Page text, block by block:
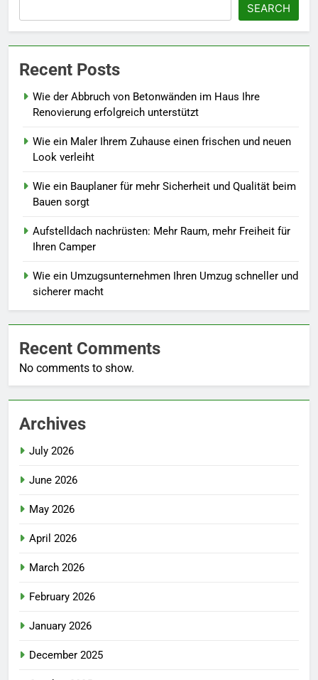
SEARCH
Recent Posts
Wie der Abbruch von Betonwänden im Haus Ihre
Renovierung erfolgreich unterstützt
Wie ein Maler Ihrem Zuhause einen frischen und neuen
Look verleiht
Wie ein Bauplaner für mehr Sicherheit und Qualität beim
Bauen sorgt
Aufstelldach nachrüsten: Mehr Raum, mehr Freiheit für
Ihren Camper
Wie ein Umzugsunternehmen Ihren Umzug schneller und
sicherer macht
Recent Comments
No comments to show.
Archives
July 2026
June 2026
May 2026
April 2026
March 2026
February 2026
January 2026
December 2025